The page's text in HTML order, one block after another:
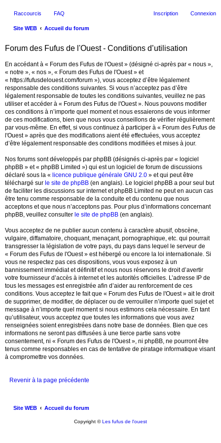
Raccourcis FAQ Connexion
Inscription
Site WEB
Accueil du forum
ch
Forum des Fufus de l'Ouest - Conditions d’utilisation
En accédant à « Forum des Fufus de l'Ouest » (désigné ci-après par « nous »,
« notre », « nos », « Forum des Fufus de l'Ouest » et
« https://fufusdelouest.com/forum »), vous acceptez d’être légalement
responsable des conditions suivantes. Si vous n’acceptez pas d’être
légalement responsable de toutes les conditions suivantes, veuillez ne pas
utiliser et accéder à « Forum des Fufus de l'Ouest ». Nous pouvons modifier
ces conditions à n’importe quel moment et nous essaierons de vous informer
de ces modifications, bien que nous vous conseillons de vérifier régulièrement
par vous-même. En effet, si vous continuez à participer à « Forum des Fufus de
l'Ouest » après que des modifications aient été effectuées, vous acceptez
d’être légalement responsable des conditions modifiées et mises à jour.
Nos forums sont développés par phpBB (désignés ci-après par « logiciel
phpBB » et « phpBB Limited ») qui est un logiciel de forum de discussions
déclaré sous la « licence publique générale GNU 2.0 » et qui peut être
téléchargé sur le site de phpBB (en anglais). Le logiciel phpBB a pour seul but
de faciliter les discussions sur internet et phpBB Limited ne peut en aucun cas
être tenu comme responsable de la conduite et du contenu que nous
acceptons et que nous n’acceptons pas. Pour plus d’informations concernant
phpBB, veuillez consulter le site de phpBB (en anglais).
Vous acceptez de ne publier aucun contenu à caractère abusif, obscène,
vulgaire, diffamatoire, choquant, menaçant, pornographique, etc. qui pourrait
transgresser la législation de votre pays, du pays dans lequel le serveur de
« Forum des Fufus de l'Ouest » est hébergé ou encore la loi internationale. Si
vous ne respectez pas ces dispositions, vous vous exposez à un
bannissement immédiat et définitif et nous nous réservons le droit d’avertir
votre fournisseur d’accès à internet et les autorités officielles. L’adresse IP de
tous les messages est enregistrée afin d’aider au renforcement de ces
conditions. Vous acceptez le fait que « Forum des Fufus de l'Ouest » ait le droit
de supprimer, de modifier, de déplacer ou de verrouiller n’importe quel sujet et
message à n’importe quel moment si nous estimons cela nécessaire. En tant
qu’utilisateur, vous acceptez que toutes les informations que vous avez
renseignées soient enregistrées dans notre base de données. Bien que ces
informations ne seront pas diffusées à une tierce partie sans votre
consentement, ni « Forum des Fufus de l'Ouest », ni phpBB, ne pourront être
tenus comme responsables en cas de tentative de piratage informatique visant
à compromettre vos données.
Revenir à la page précédente
Site WEB Accueil du forum
Copyright ©Les fufus de l'ouest